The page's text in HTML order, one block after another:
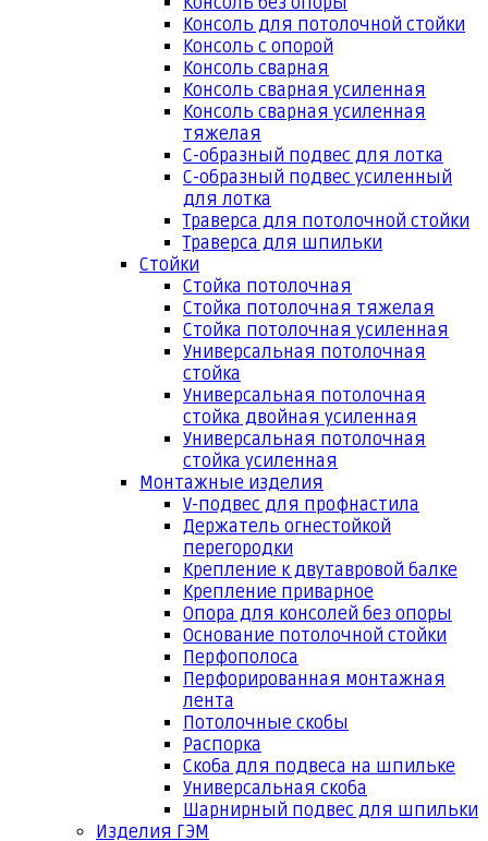
Консоль для потолочной стойки
Консоль с опорой
Консоль сварная
Консоль сварная усиленная
Консоль сварная усиленная
тяжелая
С-образный подвес для лотка
С-образный подвес усиленный
для лотка
Траверса для потолочной стойки
Траверса для шпильки
Стойки
Стойка потолочная
Стойка потолочная тяжелая
Стойка потолочная усиленная
Универсальная потолочная
стойка
Универсальная потолочная
стойка двойная усиленная
Универсальная потолочная
стойка усиленная
Монтажные изделия
V-подвес для профнастила
Держатель огнестойкой
перегородки
Крепление к двутавровой балке
Крепление приварное
Опора для консолей без опоры
Основание потолочной стойки
Перфополоса
Перфорированная монтажная
лента
Потолочные скобы
Распорка
Скоба для подвеса на шпильке
Универсальная скоба
Шарнирный подвес для шпильки
Изделия ГЭМ